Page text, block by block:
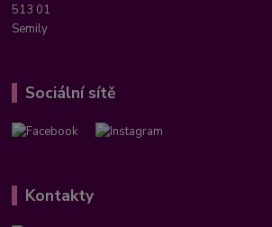
513 01
Semily
Sociální sítě
Kontakty